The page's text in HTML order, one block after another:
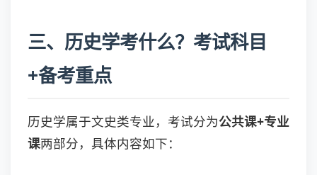
三、历史学考什么？考试科目
+备考重点
历史学属于文史类专业，考试分为公共课+专业
课两部分，具体内容如下：